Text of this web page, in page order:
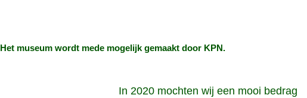
Het museum wordt mede mogelijk gemaakt door KPN.
In 2020 mochten wij een mooi bedrag